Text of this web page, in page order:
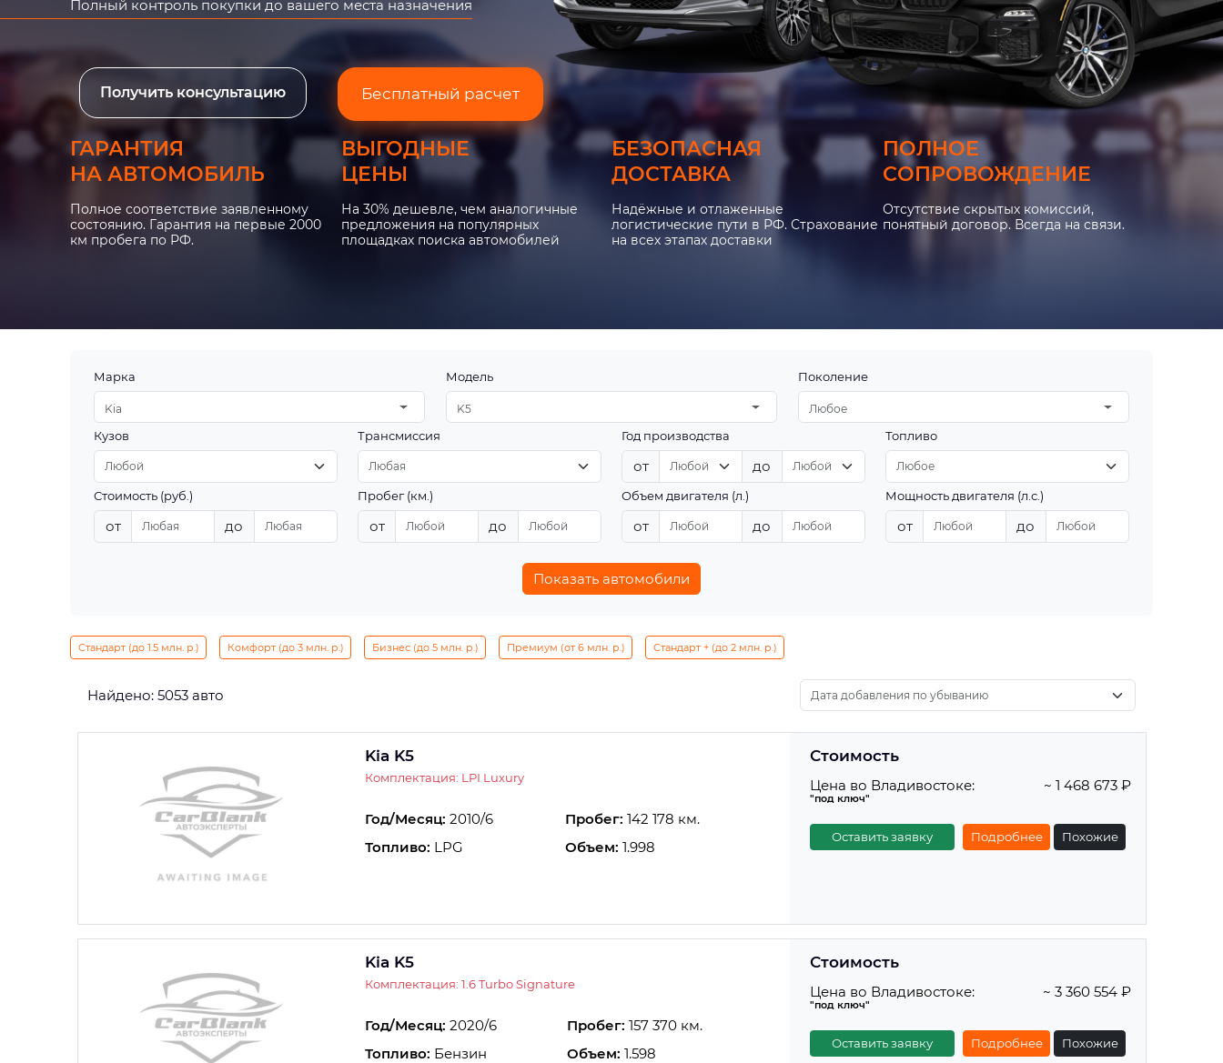
Полный контроль покупки до вашего места назначения
Получить консультацию Бесплатный расчет
ГАРАНТИЯ
НА АВТОМОБИЛЬ
Полное соответствие заявленному
состоянию. Гарантия на первые 2000
км пробега по РФ.
ВЫГОДНЫЕ
ЦЕНЫ
На 30% дешевле, чем аналогичные
предложения на популярных
площадках поиска автомобилей
БЕЗОПАСНАЯ
ДОСТАВКА
Надёжные и отлаженные
логистические пути в РФ. Страхование
на всех этапах доставки
ПОЛНОЕ
СОПРОВОЖДЕНИЕ
Отсутствие скрытых комиссий,
понятный договор. Всегда на связи.
Марка
Kia
Модель
K5
Поколение
Любое
Кузов Трансмиссия Год производства
от до
Топливо
Стоимость (руб.)
от до
Пробег (км.)
от до
Объем двигателя (л.)
от до
Мощность двигателя (л.с.)
от до
Показать автомобили
Стандарт (до 1.5 млн. р.) Комфорт (до 3 млн. р.) Бизнес (до 5 млн. р.) Премиум (от 6 млн. р.) Стандарт + (до 2 млн. р.)
Найдено: 5053 авто
Kia K5
Комплектация: LPI Luxury
Год/Месяц: 2010/6 Пробег: 142 178 км.
Топливо: LPG Объем: 1.998
Стоимость
Цена во Владивостоке:
"под ключ"
~ 1 468 673 ₽
Оставить заявку Подробнее Похожие
Kia K5
Комплектация: 1.6 Turbo Signature
Год/Месяц: 2020/6 Пробег: 157 370 км.
Топливо: Бензин Объем: 1.598
Стоимость
Цена во Владивостоке:
"под ключ"
~ 3 360 554 ₽
Оставить заявку Подробнее Похожие